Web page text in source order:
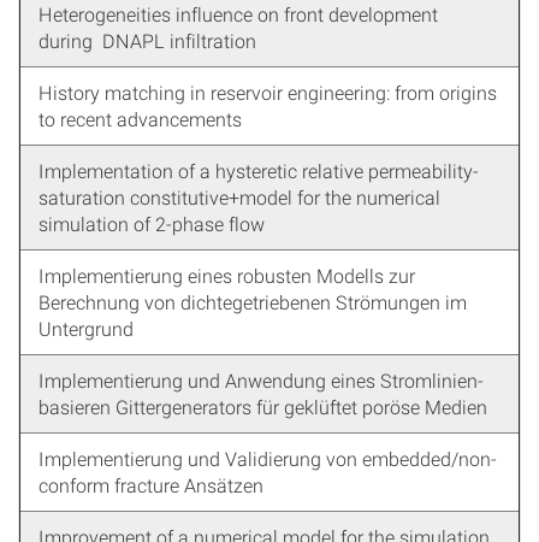
Heterogeneities influence on front development
during DNAPL infiltration
History matching in reservoir engineering: from origins
to recent advancements
Implementation of a hysteretic relative permeability-
saturation constitutive+model for the numerical
simulation of 2-phase flow
Implementierung eines robusten Modells zur
Berechnung von dichtegetriebenen Strömungen im
Untergrund
Implementierung und Anwendung eines Stromlinien-
basieren Gittergenerators für geklüftet poröse Medien
Implementierung und Validierung von embedded/non-
conform fracture Ansätzen
Improvement of a numerical model for the simulation